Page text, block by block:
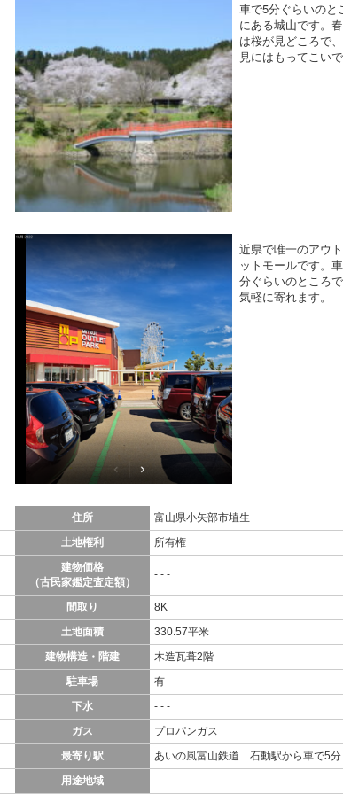
車で5分ぐらいのと
にある城山です。
は桜が見どころで
見にはもってこい
近県で唯一のアウ
ットモールです。
分ぐらいのところで
気軽に寄れます。
住所
富山県小矢部市埴生
土地権利 所有権
建物価格
（古民家鑑定査定額）
- - -
間取り
8K
土地面積
330.57平米
建物構造・階建
木造瓦葺2階
駐車場
有
下水
- - -
ガス
プロパンガス
最寄り駅
あいの風富山鉄道 石動駅から車で5分
用途地域